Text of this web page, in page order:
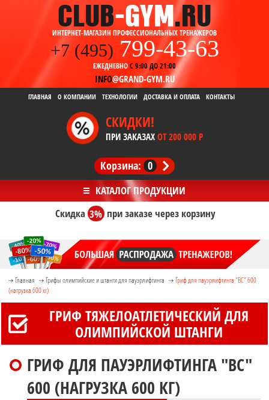
ИНТЕРНЕТ-МАГАЗИН ПРОФЕССИОНАЛЬНЫХ ТРЕНАЖЕРОВ
+7 (495) 799-43-63
ЕЖЕДНЕВНОС 9:00 ДО 21:00
INFO@GRAND-GYM.RU
ГЛАВНАЯ О КОМПАНИИ ТЕХНОЛОГИИ ДОСТАВКА И ОПЛАТА КОНТАКТЫ
СКИДКИ!
ПРИ ЗАКАЗАХ ОТ 200 000 Р
Корзина: 0
Скидка3% при заказечерез корзину
Главная Грифы олимпийские и штанги для пауэрлифтинга
Гриф для пауэрлифтинга "ВС" 600
(нагрузка 600 кг)
ГРИФ ТЯЖЕЛОАТЛЕТИЧЕСКИЙ ДЛЯ
ОЛИМПИЙСКОЙ ШТАНГИ
ГРИФ ДЛЯ ПАУЭРЛИФТИНГА "ВС"
600 (НАГРУЗКА 600 КГ)